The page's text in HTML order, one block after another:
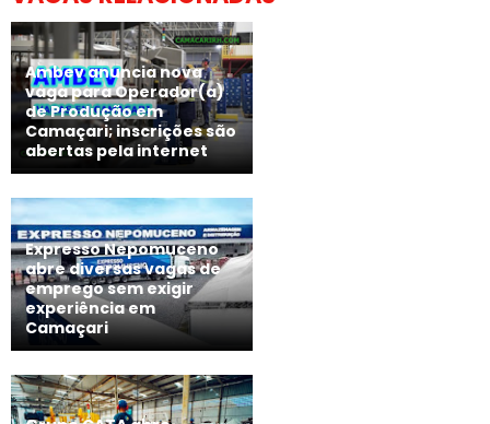
Ambev anuncia nova
vaga para Operador(a)
de Produção em
Camaçari; inscrições são
abertas pela internet
Expresso Nepomuceno
abre diversas vagas de
emprego sem exigir
experiência em
Camaçari